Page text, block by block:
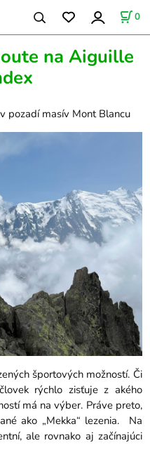
0
na Aiguille
pozadí masív Mont Blancu
športových možností. Či
rýchlo zisťuje z akého
má na výber. Práve preto,
ako „Mekka“ lezenia. Na
ale rovnako aj začínajúci